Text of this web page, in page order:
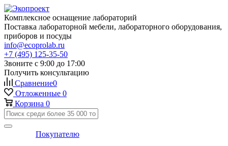
Комплексное оснащение лабораторий
Поставка лабораторной мебели, лабораторного оборудования,
приборов и посуды
info@ecoprolab.ru
+7 (495) 125-35-50
Звоните с 9:00 до 17:00
Получить консультацию
Сравнение0
Отложенные 0
Корзина 0
Покупателю